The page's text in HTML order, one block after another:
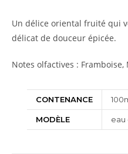
Un délice oriental fruité qui
délicat de douceur épicée.
Notes olfactives : Framboise,
CONTENANCE
MODÈLE eau